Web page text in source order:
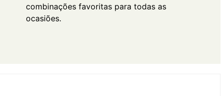
combinações favoritas para todas as
ocasiões.